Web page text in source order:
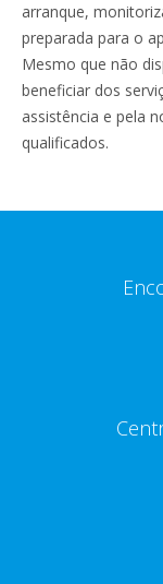
arranque,
preparada para o
Mesmo que não
beneficiar dos
assistência e pela
qualificados.